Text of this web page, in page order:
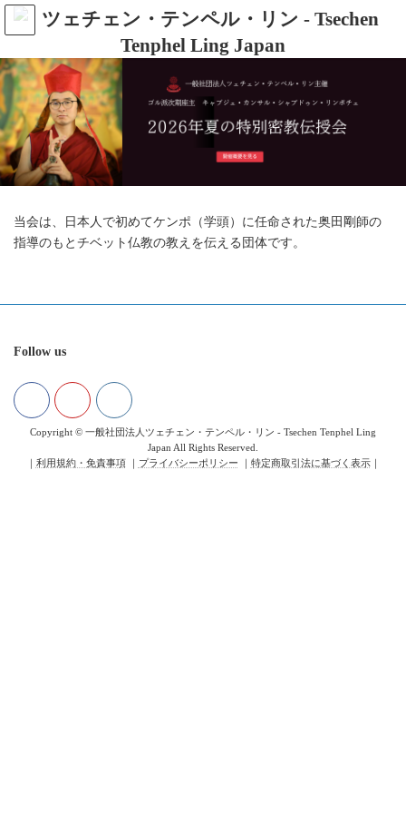
コ
テ
ン
ツ
へ
ス
キ
ッ
プ
ナ
ゲ
ー
シ
ョ
ン
に
移
動
チベット仏教サキャ派の高僧たち
当会は、日本人で初めてケンポ（学頭）に任命された奥田剛師の
指導のもとチベット仏教の教えを伝える団体です。
Follow us
Copyright © 一般社団法人ツェチェン・テンペル・リン - Tsechen Tenphel Ling
Japan All Rights Reserved.
利用規約・免責事項｜ プライバシーポリシー 特定商取引法に基づく表示｜